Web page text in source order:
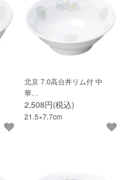
北京 7.0高台丼リム付 中
華…
2,508円(税込)
21.5×7.7cm